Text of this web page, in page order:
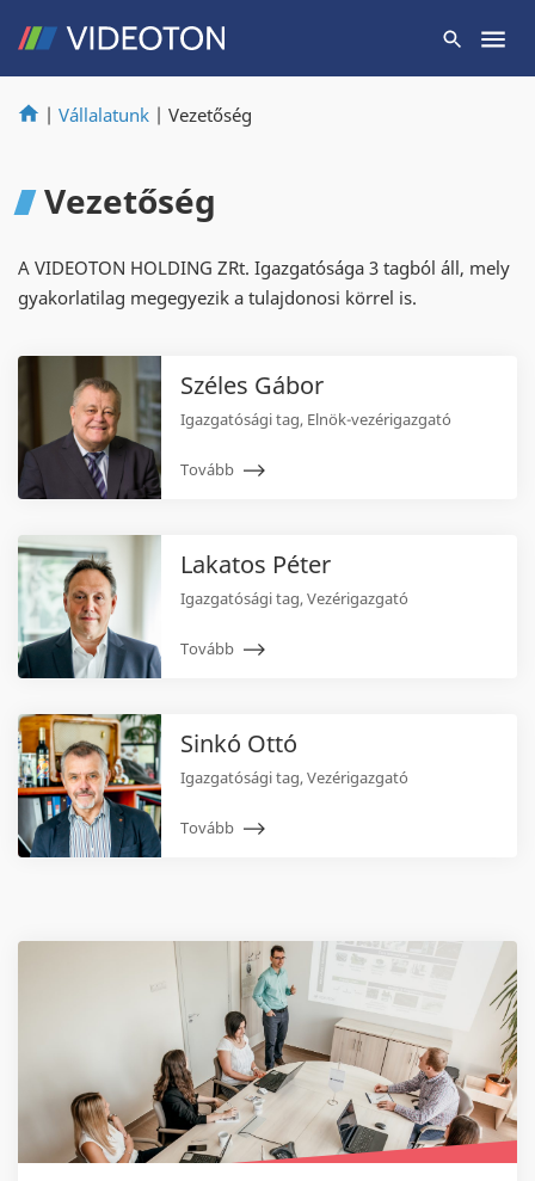
| Vállalatunk | Vezetőség
Vezetőség
A VIDEOTON HOLDING ZRt. Igazgatósága 3 tagból áll, mely
gyakorlatilag megegyezik a tulajdonosi körrel is.
Széles Gábor
Igazgatósági tag, Elnök-vezérigazgató
Tovább
Lakatos Péter
Igazgatósági tag, Vezérigazgató
Tovább
Sinkó Ottó
Igazgatósági tag, Vezérigazgató
Tovább